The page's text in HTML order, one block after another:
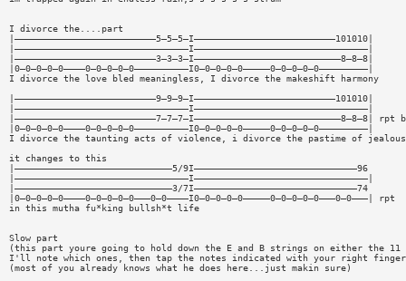
I divorce the....part
|——————————————————————————5—5—5—I——————————————————————————101010|
|————————————————————————————————I————————————————————————————————|
|——————————————————————————3—3—3—I———————————————————————————8—8—8|
|0—0—0—0—0————0—0—0—0—0——————————I0—0—0—0—0—————0—0—0—0—0—————————|
I divorce the love bled meaningless, I divorce the makeshift harmony
|——————————————————————————9—9—9—I——————————————————————————101010|
|————————————————————————————————I————————————————————————————————|
|——————————————————————————7—7—7—I———————————————————————————8—8—8| rpt
|0—0—0—0—0————0—0—0—0—0——————————I0—0—0—0—0—————0—0—0—0—0—————————|
I divorce the taunting acts of violence, i divorce the pastime of
it changes to this
|—————————————————————————————5/9I——————————————————————————————96
|————————————————————————————————I————————————————————————————————|
|—————————————————————————————3/7I——————————————————————————————74
|0—0—0—0—0————0—0—0—0—0———0—0————I0—0—0—0—0—————0—0—0—0—0———0—0———| rpt
in this mutha fu*king bullsh*t life
Slow part
(this part youre going to hold down the E and B strings on either the
I'll note which ones, then tap the notes indicated with your right
(most of you already knows what he does here...just makin sure)